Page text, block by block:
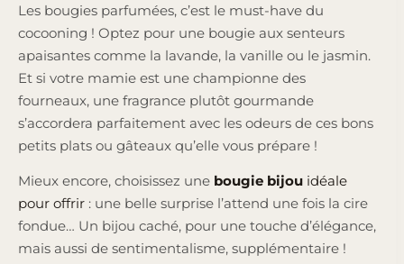
Les bougies parfumées, c’est le must-have du
cocooning ! Optez pour une bougie aux senteurs
apaisantes comme la lavande, la vanille ou le jasmin.
Et si votre mamie est une championne des
fourneaux, une fragrance plutôt gourmande
s’accordera parfaitement avec les odeurs de ces bons
petits plats ou gâteaux qu’elle vous prépare !
Mieux encore, choisissez une bougie bijou idéale
pour offrir : une belle surprise l’attend une fois la cire
fondue… Un bijou caché, pour une touche d’élégance,
mais aussi de sentimentalisme, supplémentaire !